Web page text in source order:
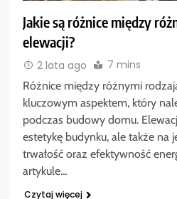
Jakie są różnice między
elewacji?
2 lata ago 7 mins
Różnice między różnymi
kluczowym aspektem, który
podczas budowy domu.
estetykę budynku, ale także na
trwałość oraz efektywność
artykule…
Czytaj więcej